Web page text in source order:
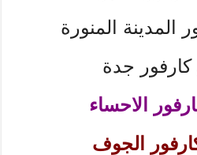
المنورة
جدة
الاحساء
الجوف